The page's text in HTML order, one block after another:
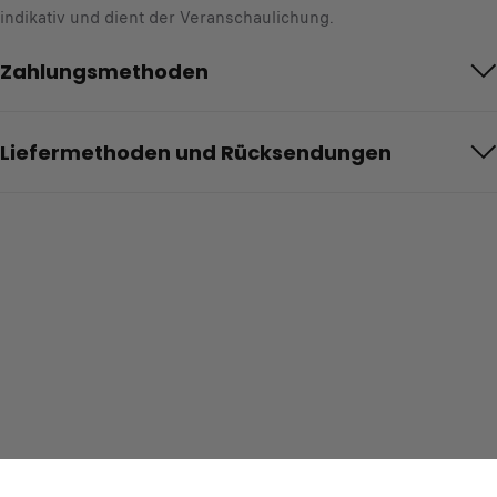
indikativ und dient der Veranschaulichung.
Zahlungsmethoden
Liefermethoden und Rücksendungen